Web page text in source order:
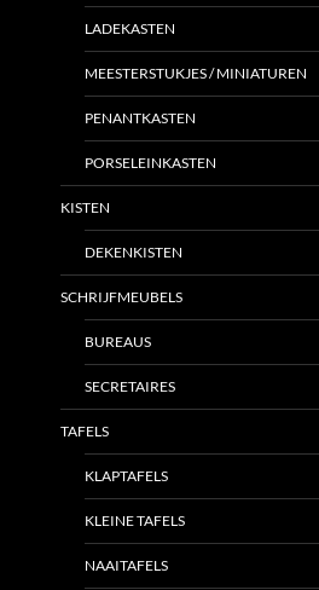
LADEKASTEN
MEESTERSTUKJES / MINIATUREN
PENANTKASTEN
PORSELEINKASTEN
KISTEN
DEKENKISTEN
SCHRIJFMEUBELS
BUREAUS
SECRETAIRES
TAFELS
KLAPTAFELS
KLEINE TAFELS
NAAITAFELS